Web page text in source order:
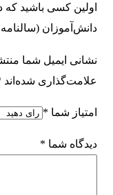
اولین کسی باشید که
دانش‌آموزان
نشانی ایمیل شما
علامت‌گذاری شده‌اند
امتیاز شما *
دیدگاه شما *